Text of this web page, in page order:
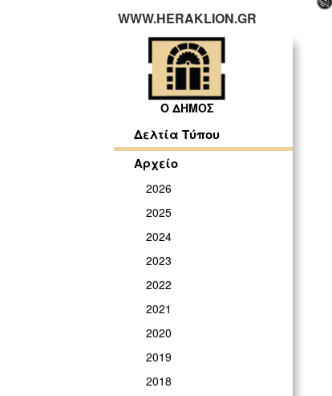
WWW.HERAKLION.GR
Ο ΔΗΜΟΣ
Δελτία Τύπου
Αρχείο
2026
2025
2024
2023
2022
2021
2020
2019
2018